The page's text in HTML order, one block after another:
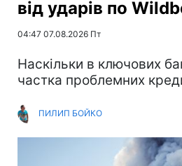
від ударів по
04:47 07.08.2026 Пт
Наскільки в ключових
частка проблемних
ПИЛИП БОЙКО